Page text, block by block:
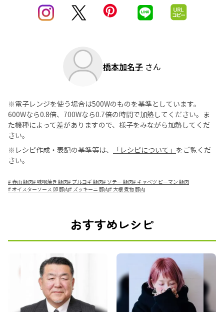
橋本加名子 さん
※電子レンジを使う場合は500Wのものを基準としています。
600Wなら0.8倍、700Wなら0.7倍の時間で加熱してください。ま
た機種によって差がありますので、様子をみながら加熱してくだ
さい。
※レシピ作成・表記の基準等は、
「レシピについて」 をご覧くだ
さい。
# 春雨 豚肉#味噌焼き 豚肉# プルコギ 豚肉# ソテー 豚肉# キャベツ ピーマン 豚肉
#オイスターソース 卵 豚肉# ズッキーニ 豚肉# 大根 煮物 豚肉
おすすめレシピ